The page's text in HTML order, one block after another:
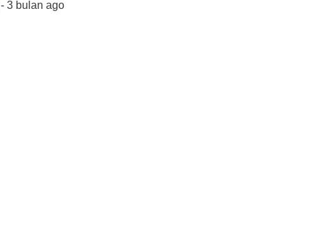
- 3 bulan ago